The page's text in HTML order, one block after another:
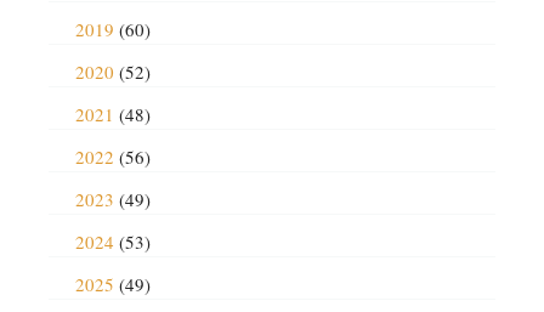
2019 (60)
2020 (52)
2021 (48)
2022 (56)
2023 (49)
2024 (53)
2025 (49)